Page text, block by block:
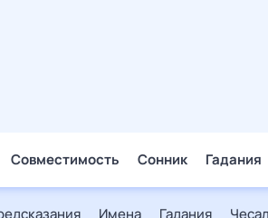
Совместимость Сонник Гадания
Имена Гадания